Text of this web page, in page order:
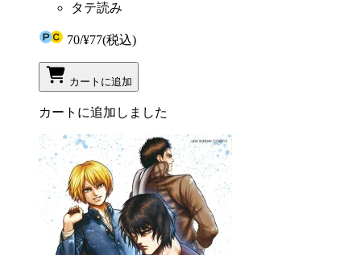
タテ読み
70/¥77(税込)
カートに追加
カートに追加しました